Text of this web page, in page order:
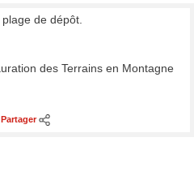
de dépôt.
des Terrains en Montagne
Partager